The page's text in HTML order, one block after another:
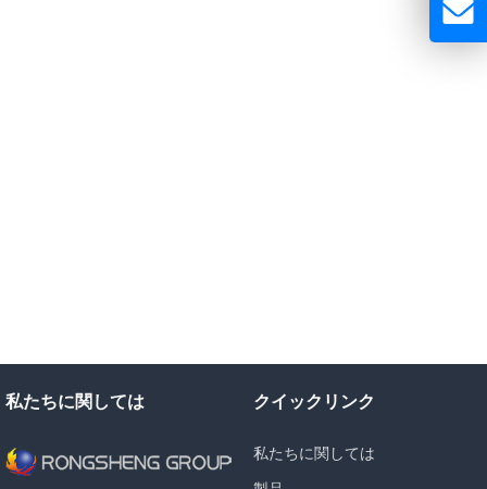
私たちに関しては クイックリンク
私たちに関しては